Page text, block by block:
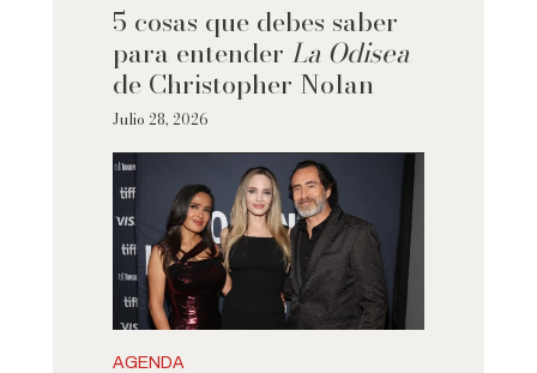
5 cosas que debes saber
para entender La Odisea
de Christopher Nolan
Julio 28, 2026
AGENDA